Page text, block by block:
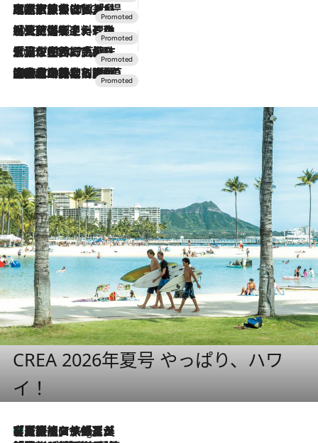
2026.7.31
【ホテル帰省】という選択肢をOMOが提案。家族とほどよい距離を保つには「昼は実家、夜は気兼ねなくホテルで！」
2026.7.24
【夏限定ディナーコース】旬を迎える稚鮎や花ズッキーニなどをイタリア・トスカーナの郷土料理の手法で満喫！
2026.7.17
「土佐和ハーブかき氷」がOMO7高知に登場！生姜、山椒、大葉など目にも舌にも涼を呼ぶ郷土の味
2026.7.10
NEW OPEN！【界 草津】名湯の地に誕生。趣の異なる2種の温泉と上州ならではの会席・蕎麦割烹など美食を味わう究極の癒やし旅
CREA 2026年夏号 やっぱり、ハワ
イ！
11 Hours Ago
【厳選旅コスメ】「多機能アイテムがメイン！」旅好き美容エディターが選んだ夏旅ベストコスメを発表【Mサイズジップ】